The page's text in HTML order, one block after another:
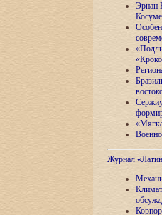
Эрнан
Журнал